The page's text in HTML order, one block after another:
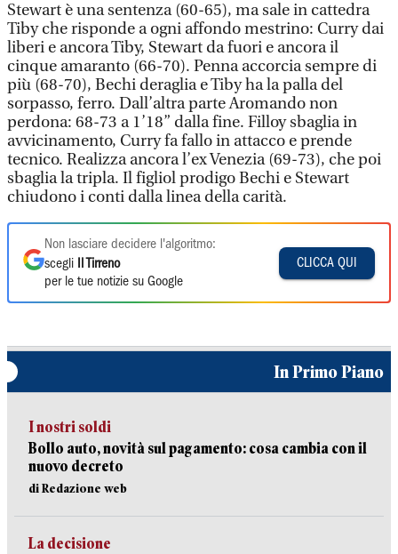
Stewart è una sentenza (60-65), ma sale in cattedra
Tiby che risponde a ogni affondo mestrino: Curry dai
liberi e ancora Tiby, Stewart da fuori e ancora il
cinque amaranto (66-70). Penna accorcia sempre di
più (68-70), Bechi deraglia e Tiby ha la palla del
sorpasso, ferro. Dall’altra parte Aromando non
perdona: 68-73 a 1’18” dalla fine. Filloy sbaglia in
avvicinamento, Curry fa fallo in attacco e prende
tecnico. Realizza ancora l’ex Venezia (69-73), che poi
sbaglia la tripla. Il figliol prodigo Bechi e Stewart
chiudono i conti dalla linea della carità.
Non lasciare decidere l'algoritmo:
scegli
Il Tirreno
per le tue notizie su Google
CLICCA QUI
In Primo Piano
I nostri soldi
Bollo auto, novità sul pagamento: cosa cambia con il
nuovo decreto
di Redazione web
La decisione